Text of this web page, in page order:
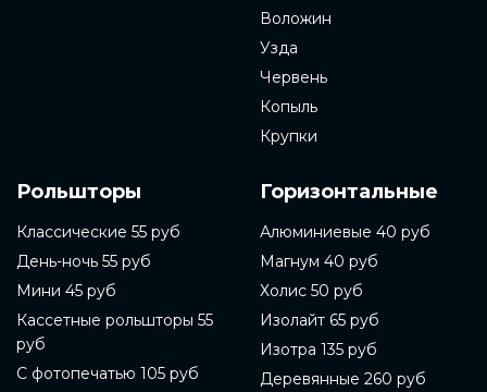
Воложин
Узда
Червень
Копыль
Крупки
Рольшторы
Классические 55 руб
День-ночь 55 руб
Мини 45 руб
Кассетные рольшторы 55
руб
С фотопечатью 105 руб
Горизонтальные
Алюминиевые 40 руб
Магнум 40 руб
Холис 50 руб
Изолайт 65 руб
Изотра 135 руб
Деревянные 260 руб